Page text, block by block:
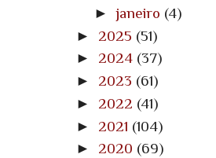
►janeiro (4)
► 2025 (51)
► 2024 (37)
► 2023 (61)
► 2022 (41)
► 2021 (104)
► 2020 (69)